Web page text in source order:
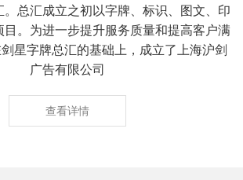
总汇成立之初以字牌、标识、图文、印
目。为进一步提升服务质量和提高客户满
星字牌总汇的基础上，成立了上海沪剑
广告有限公司
查看详情